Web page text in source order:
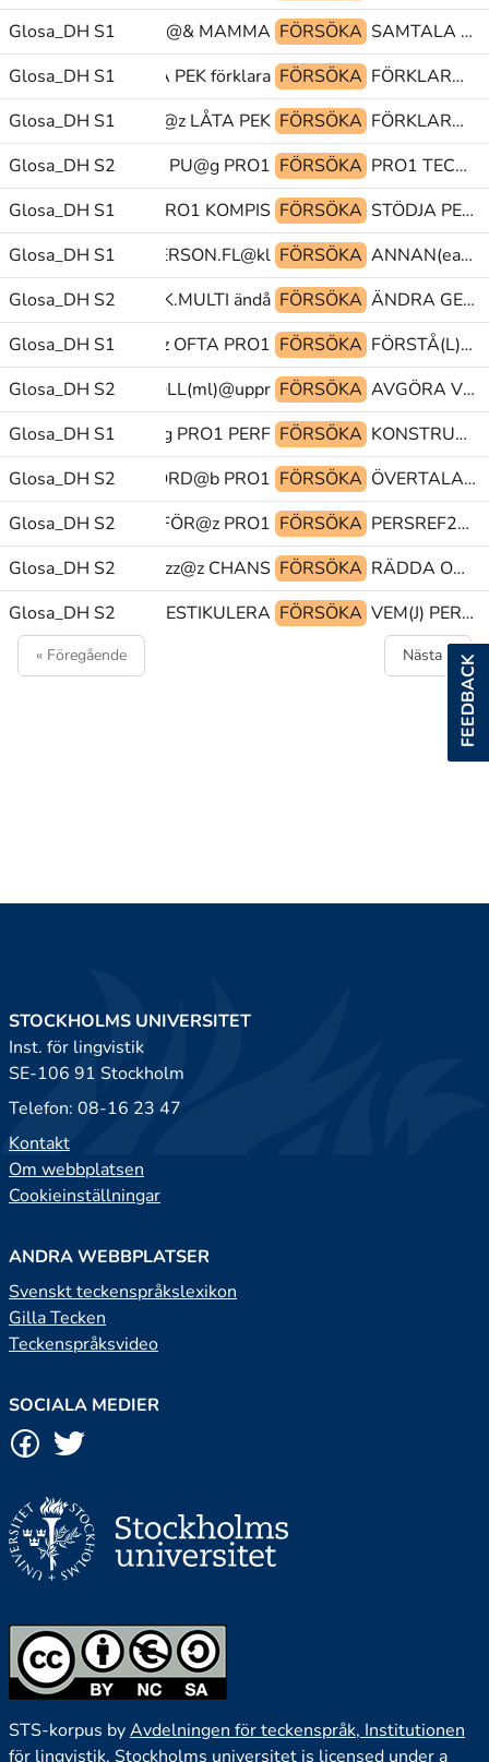
Glosa_DH S1PEK glosa@& MAMMA FÖRSÖKA
SAMTALA PEK NÅGON
Glosa_DH S1
LÅTA PEK förklara@& FÖRSÖKA
FÖRKLARA@rd HUR POSS1
Glosa_DH S1
HUR@z LÅTA PEK FÖRSÖKA
FÖRKLARA@rd PRO1 SLUTA
Glosa_DH S2
TECKENSPRÅK PU@g PRO1 FÖRSÖKA
PRO1 TECKNA-GEST LITE(7b)
Glosa_DH S1tp@& PRO1 KOMPIS FÖRSÖKA
STÖDJA PEK.FL OMBUD
Glosa_DH S1
MYCKET SAMMA PERSON.FL@kl FÖRSÖKA
ANNAN(ea) IN@b UTANFÖR@z
Glosa_DH S2OLIKA SPRÅK.MULTI ändå@& FÖRSÖKA
ÄNDRA GESTIKULERA FÖRSTÅ(L)
Glosa_DH S1
zzz@z OFTA PRO1 FÖRSÖKA
FÖRSTÅ(L) PRO1 TECKNA-FLYT
Glosa_DH S2
PEK TITTA FOTBOLL(ml)@uppr FÖRSÖKA
AVGÖRA VILKEN ANPASSA@rd
Glosa_DH S1
PU@g PRO1 PERF FÖRSÖKA
KONSTRUERA@rd PU@g PRO1
Glosa_DH S2JA@ub NÖRD@b PRO1 FÖRSÖKA
ÖVERTALA PERSREF2@pr OM@b
Glosa_DH S2 DÄRFÖR@z PRO1 FÖRSÖKA
PERSREF2@pr zzz@& MEN
Glosa_DH S2PEK@z zzz@z CHANS FÖRSÖKA
RÄDDA OBJPRO RÄDDA
Glosa_DH S2
tp@& ELLER GESTIKULERA FÖRSÖKA VEM(J) PERSON.PL AVGÖRA
« Föregående Nästa » FEEDBACK
STOCKHOLMS UNIVERSITET
Inst. för lingvistik
SE-106 91 Stockholm
Telefon: 08-16 23 47
Kontakt
Om webbplatsen
Cookieinställningar
ANDRA WEBBPLATSER
Svenskt teckenspråkslexikon
Gilla Tecken
Teckenspråksvideo
SOCIALA MEDIER
STS-korpus byAvdelningen för teckenspråk, Institutionen
för lingvistik, Stockholms universitet is licensed under a